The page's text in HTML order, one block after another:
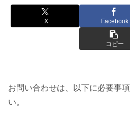
X Facebook
コピー
お問い合わせは、以下に必要事
い。